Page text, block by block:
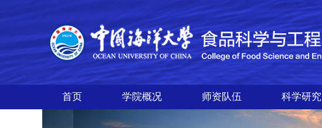
首页 学院概况 师资队伍 科学研究